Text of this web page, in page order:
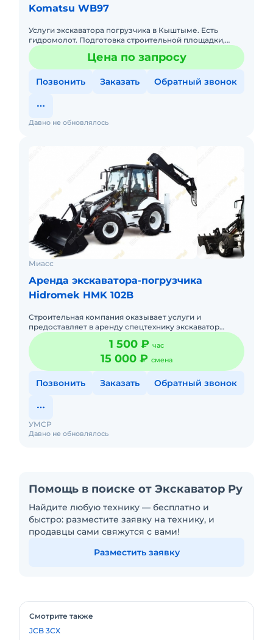
Komatsu WB97
Услуги экскаватора погрузчика в Кыштыме. Есть
гидромолот. Подготовка строительной площадки,
снятие грунта, яма под канализацию,погреб,
фундамент, загрузка сыпучЦена по запросу
Позвонить Заказать Обратный звонок
Давно не обновлялось
Миасс
Аренда экскаватора-погрузчика
Hidromek HMK 102B
Строительная компания оказывает услуги и
предоставляет в аренду спецтехнику экскаватор
погрузчик Hidromek 102 (аналог JCB 3CX Contractor,
Terex 860/880 Elite) я
1 500 ₽ час
15 000 ₽ смена
Позвонить Заказать Обратный звонок
Давно не обновлялось
УМСР
Помощь в поиске от Экскаватор Ру
Найдите любую технику — бесплатно и
быстро: разместите заявку на технику, и
продавцы сами свяжутся с вами!
Разместить заявку
Смотрите также
JCB 3CX